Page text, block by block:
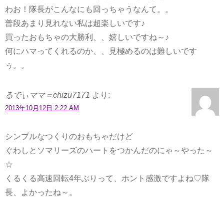
わお！隊長がこんなにも回っちゃうなんて。。
普段あまり見れない私は超楽しいです♪
買ったおもちゃの大勝利、、嬉しいですね～♪
何にハマってくれるのか、、見極めるのは難しいです
ぅ。。
るでぃママ＝chizu7171 より:
2013年10月12日 2:22 AM
シンプルなつくりのおもちゃだけど
ぐわしとソマリーズのハートをつかんだのにゃ～やった～
☆
くるくる高速回転4年ぶりって、ホント感激ですよね♡隊
長、よかったね～。